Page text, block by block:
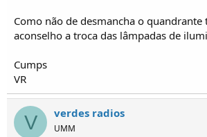
Como não de desmancha o quandrante
aconselho a troca das lâmpadas de
Cumps
VR
V verdes radios
UMM